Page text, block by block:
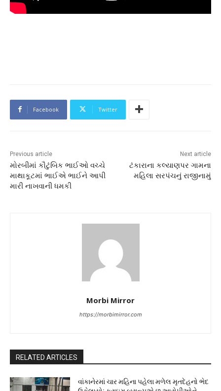
Facebook Twitter
Previous article
મોરબીમાં કૌટુંબિક ભાઈઓ વચ્ચે
માથાકૂટમાં ભાઈએ ભાઈને આપી
મારી નાખવાની ધમકી
Next article
ટંકારાના કલ્યાણપર ગામના
મહિલા સરપંચનું રાજીનામું
Morbi Mirror
https://morbimirror.com
RELATED ARTICLES
વાંકાનેરમાં ચાર મહિના પહેલા મળેલ મૃતદેહનો ભેદ